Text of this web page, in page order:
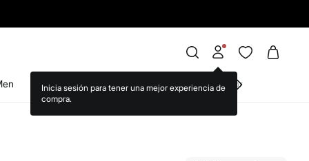
Hogar Belleza Brands we love WS World